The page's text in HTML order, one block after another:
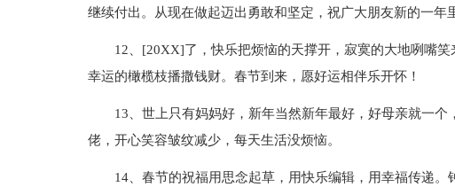
继续付出。从现在做起迈出勇敢和坚定，祝广大朋友新的一年
12、[20XX]了，快乐把烦恼的天撑开，寂寞的大地咧嘴
幸运的橄榄枝播撒钱财。春节到来，愿好运相伴乐开怀！
13、世上只有妈妈好，新年当然新年最好，好母亲就一
佬，开心笑容皱纹减少，每天生活没烦恼。
14、春节的祝福用思念起草，用快乐编辑，用幸福传递